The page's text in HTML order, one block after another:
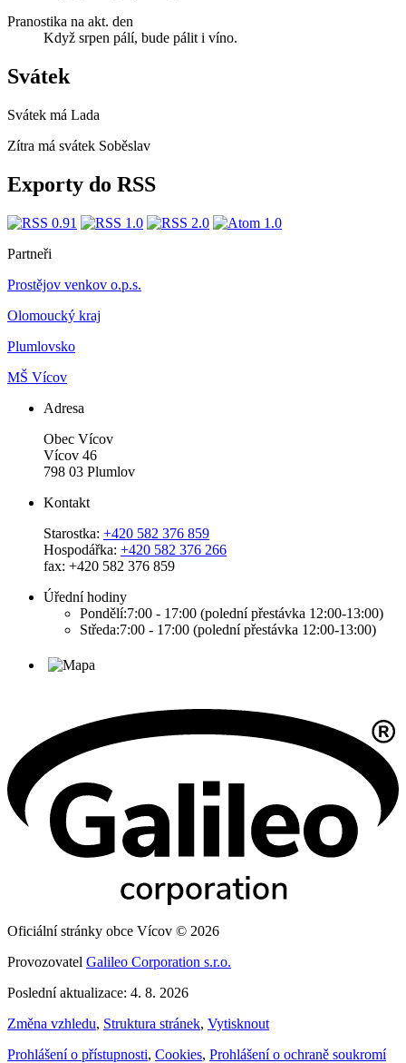
Pranostika na akt. den
Když srpen pálí, bude pálit i víno.
Svátek
Svátek má Lada
Zítra má svátek Soběslav
Exporty do RSS
Partneři
Prostějov venkov o.p.s.
Olomoucký kraj
Plumlovsko
MŠ Vícov
Adresa
Obec Vícov
Vícov 46
798 03 Plumlov
Kontakt
Starostka: +420 582 376 859
Hospodářka: +420 582 376 266
fax: +420 582 376 859
Úřední hodiny
Pondělí:7:00 - 17:00 (polední přestávka 12:00-13:00)
Středa:7:00 - 17:00 (polední přestávka 12:00-13:00)
Oficiální stránky obce Vícov © 2026
Provozovatel Galileo Corporation s.r.o.
Poslední aktualizace: 4. 8. 2026
Změna vzhledu, Struktura stránek, Vytisknout
Prohlášení o přístupnosti, Cookies, Prohlášení o ochraně soukromí